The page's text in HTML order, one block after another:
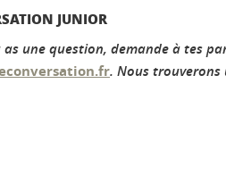
JUNIOR
une question, demande à tes
. Nous trouverons